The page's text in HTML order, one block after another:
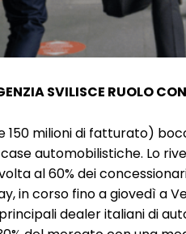
SVILISCE RUOLO
150 milioni di fatturato)
automobilistiche. Lo
al 60% dei
in corso fino a giovedì a
dealer italiani di